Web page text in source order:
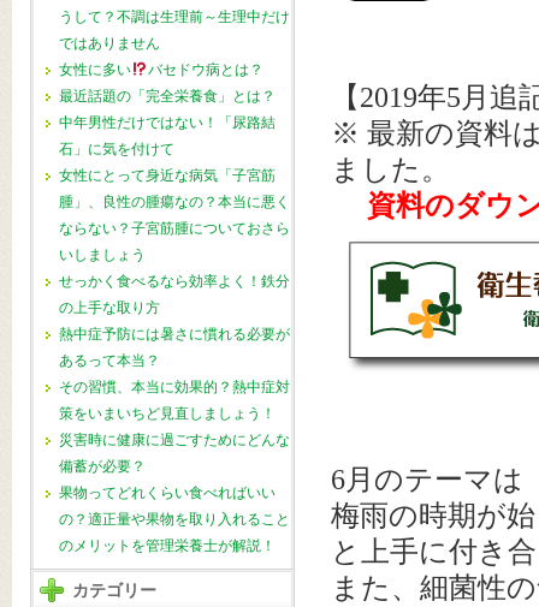
うして？不調は生理前～生理中だけ
ではありません
女性に多い
バセドウ病とは？
最近話題の「完全栄養食」とは？
中年男性だけではない！「尿路結
石」に気を付けて
女性にとって身近な病気「子宮筋
腫」、良性の腫瘍なの？本当に悪く
ならない？子宮筋腫についておさら
いしましょう
せっかく食べるなら効率よく！鉄分
の上手な取り方
熱中症予防には暑さに慣れる必要が
あるって本当？
その習慣、本当に効果的？熱中症対
策をいまいちど見直しましょう！
災害時に健康に過ごすためにどんな
備蓄が必要？
果物ってどれくらい食べればいい
の？適正量や果物を取り入れること
のメリットを管理栄養士が解説！
カテゴリー
【2019年5月追
※ 最新の資料
ました。
資料のダウ
6月のテーマは
梅雨の時期が
と上手に付き
また、細菌性